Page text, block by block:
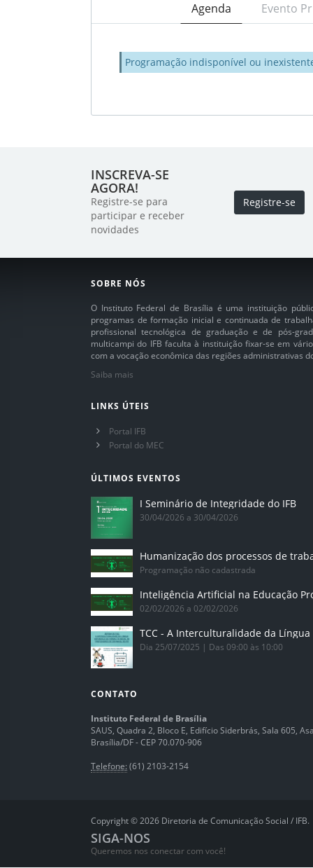
Agenda Evento
Programação indisponível ou
INSCREVA-SE
AGORA!
Registre-se para
participar e receber
novidades
Registre-se
SOBRE NÓS
O Instituto Federal de Brasília é uma instituição
programas de formação inicial e continuada de
profissional tecnológica de graduação e de pós-
multicampi do IFB faculta à instituição fixar-se em
com a vocação econômica das regiões administrativas
Saiba mais
LINKS ÚTEIS
Portal IFB
Portal do MEC
ÚLTIMOS EVENTOS
I Seminário de Integridade do IFB
30/04/2026 a 30/04/2026
Humanização dos processos de
Programação não cadastrada
02/02/2026 a 02/02/2026
Dia 25/07/2025 | Das 09:00 às 10:00
CONTATO
Instituto Federal de Brasília
SAUS, Quadra 2, Bloco E, Edifício Siderbrás, Sala 605,
Brasília/DF - CEP 70.070-906
Telefone: (61) 2103-2154
Copyright © 2026 Diretoria de Comunicação Social / IFB.
SIGA-NOS
Queremos nos conectar com você!